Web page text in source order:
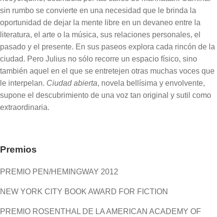
sin rumbo se convierte en una necesidad que le brinda la
oportunidad de dejar la mente libre en un devaneo entre la
literatura, el arte o la música, sus relaciones personales, el
pasado y el presente. En sus paseos explora cada rincón de la
ciudad. Pero Julius no sólo recorre un espacio físico, sino
también aquel en el que se entretejen otras muchas voces que
le interpelan. Ciudad abierta, novela bellísima y envolvente,
supone el descubrimiento de una voz tan original y sutil como
extraordinaria.
Premios
PREMIO PEN/HEMINGWAY 2012
NEW YORK CITY BOOK AWARD FOR FICTION
PREMIO ROSENTHAL DE LA AMERICAN ACADEMY OF